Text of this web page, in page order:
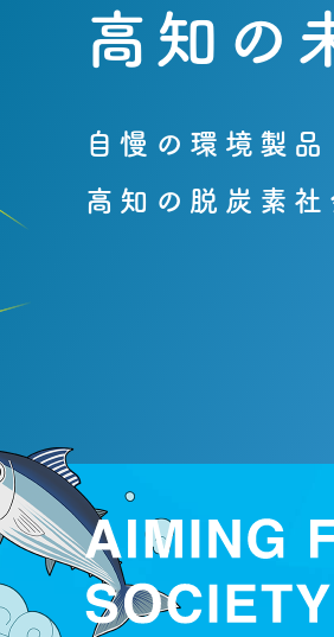
脱炭素社会に向
わたしたちが で
高知の
自慢の環境製品
高知の 脱炭素社